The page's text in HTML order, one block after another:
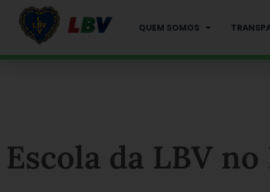
QUEM SOMOS
Escola da LBV